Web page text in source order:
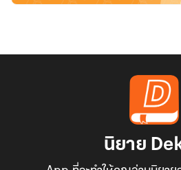
นิยาย